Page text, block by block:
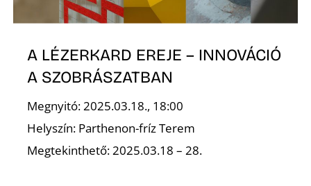
A LÉZERKARD EREJE – INNOVÁCIÓ
A SZOBRÁSZATBAN
Megnyitó: 2025.03.18., 18:00
Helyszín: Parthenon-fríz Terem
Megtekinthető: 2025.03.18 – 28.